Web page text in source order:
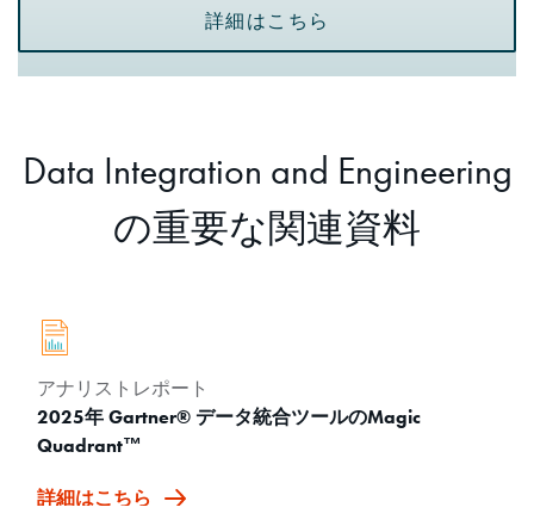
詳細はこちら
Data Integration and Engineering
の重要な関連資料
アナリストレポート
2025年 Gartner® データ統合ツールのMagic
Quadrant™
詳細はこちら